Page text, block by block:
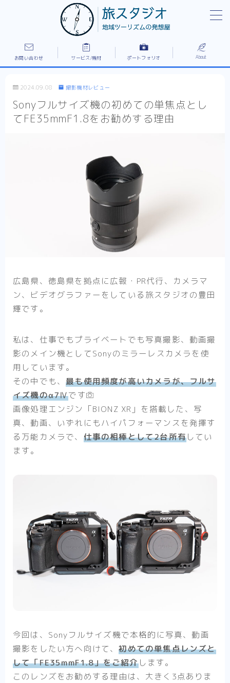
1レイアウト全体フロントページ
PR/施設紹介/ドキュメンタリーなど作例
お問い合わせ
プライバシーポリシー
ポートフォリオ
旅スタジオについて
有料記事の決済完了ページ
お問い合わせ サービス/機材 ポートフォリオ About
2024.09.08 撮影機材レビュー
Sonyフルサイズ機の初めての単焦点とし
てFE35mmF1.8をお勧めする理由
広島県、徳島県を拠点に広報・PR代行、カメラマ
ン、ビデオグラファーをしている旅スタジオの豊田
輝です。
私は、仕事でもプライベートでも写真撮影、動画撮
影のメイン機としてSonyのミラーレスカメラを使
用しています。
その中でも、最も使用頻度が高いカメラが、フルサ
イズ機のα7Ⅳです
画像処理エンジン「BIONZ XR」を搭載した、写
真、動画、いずれにもハイパフォーマンスを発揮す
る万能カメラで、 仕事の相棒として2台所有してい
ます。
今回は、Sonyフルサイズ機で本格的に写真、動画
撮影をしたい方へ向けて、初めての単焦点レンズと
して「FE35mmF1.8」をご紹介します。
このレンズをお勧めする理由は、大きく3点ありま